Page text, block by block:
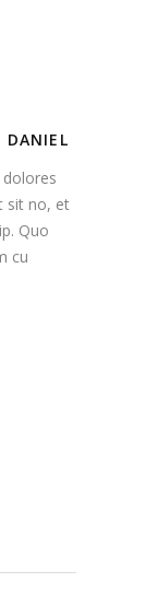
DANIEL
sit no, et
Quo
cu